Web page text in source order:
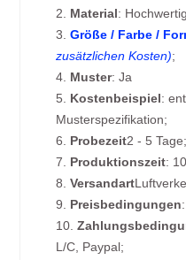
2. Material:
3.Größe / Farbe /
zusätzlichen Kosten);
4. Muster: Ja
5. Kostenbeispiel:
Musterspezifikation;
6. Probezeit2 - 5 Tage;
7. Produktionszeit:
8.Versandart
9. Preisbedingungen
10.
L/C, Paypal;